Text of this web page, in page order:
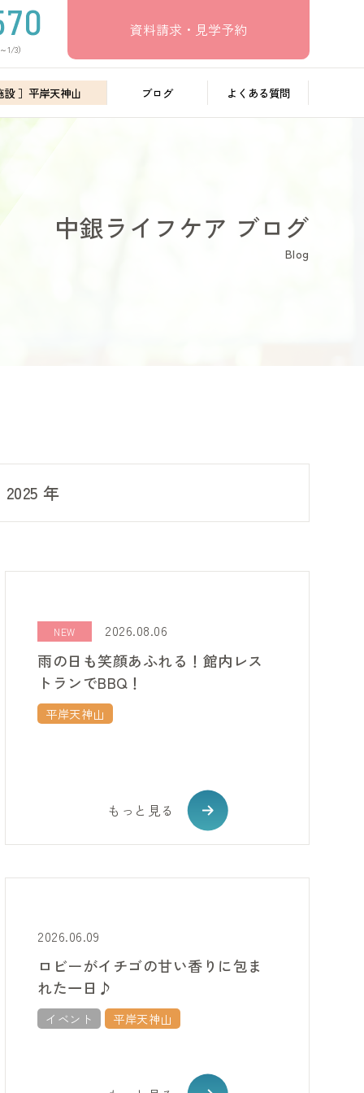
1/3）
資料請求・見学予約
設 ］平岸天神山 ブログ よくある質問
中銀ライフケア ブログ
Blog
年
NEW 2026.08.06
雨の日も笑顔あふれる！館内レス
トランでBBQ！
平岸天神山
もっと見る
2026.06.09
ロビーがイチゴの甘い香りに包ま
れた一日♪
イベント 平岸天神山